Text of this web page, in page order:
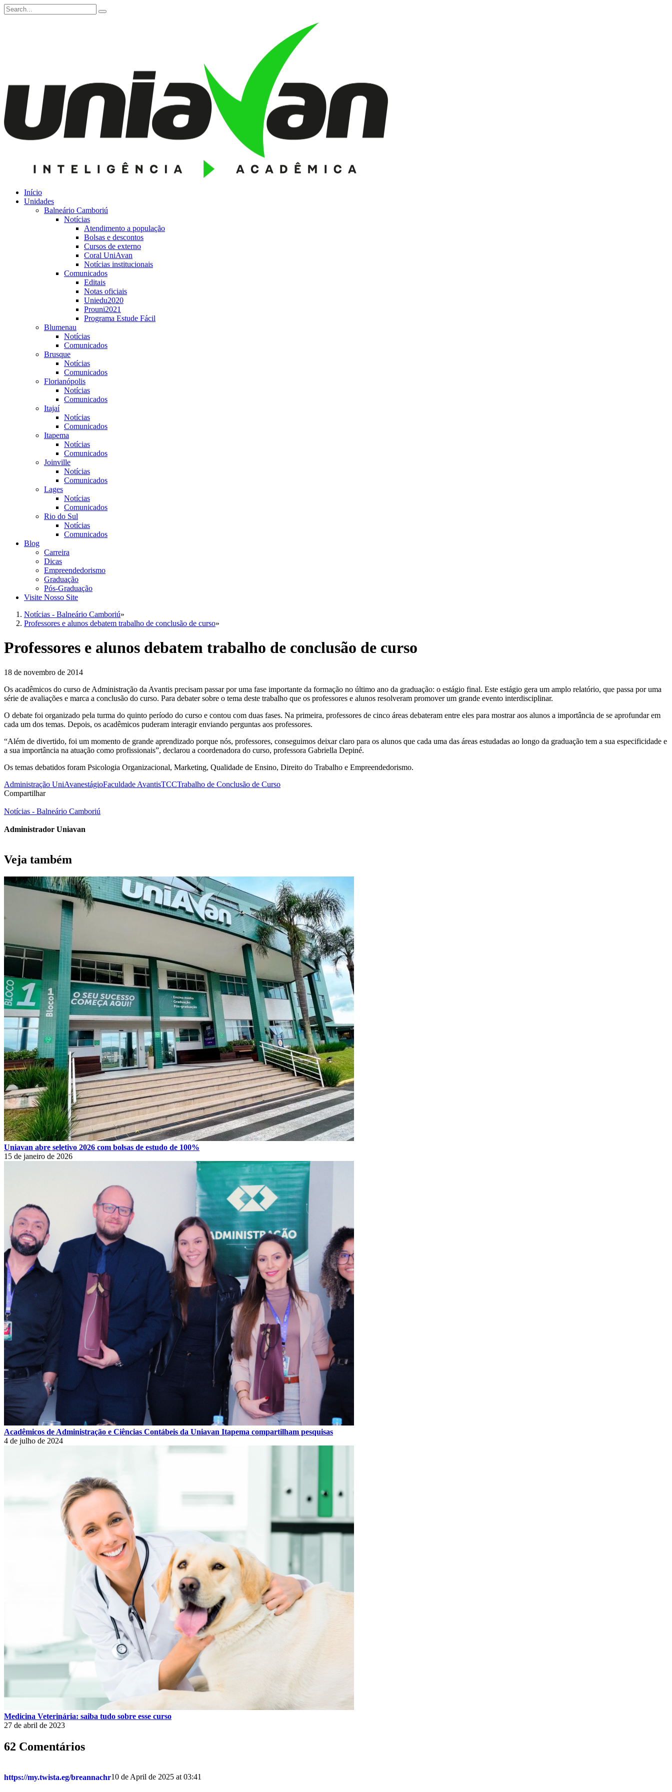
Início
Unidades
Balneário Camboriú
Notícias
Atendimento a população
Bolsas e descontos
Cursos de externo
Coral UniAvan
Notícias institucionais
Comunicados
Editais
Notas oficiais
Uniedu2020
Prouni2021
Programa Estude Fácil
Blumenau
Notícias
Comunicados
Brusque
Notícias
Comunicados
Florianópolis
Notícias
Comunicados
Itajaí
Notícias
Comunicados
Itapema
Notícias
Comunicados
Joinville
Notícias
Comunicados
Lages
Notícias
Comunicados
Rio do Sul
Notícias
Comunicados
Blog
Carreira
Dicas
Empreendedorismo
Graduação
Pós-Graduação
Visite Nosso Site
Notícias - Balneário Camboriú»
Professores e alunos debatem trabalho de conclusão de curso»
Professores e alunos debatem trabalho de conclusão de curso
18 de novembro de 2014
Os acadêmicos do curso de Administração da Avantis precisam passar por uma fase importante da formação no último ano da graduação: o estágio final. Este estágio gera um amplo relatório, que passa por uma
série de avaliações e marca a conclusão do curso. Para debater sobre o tema deste trabalho que os professores e alunos resolveram promover um grande evento interdisciplinar.
O debate foi organizado pela turma do quinto período do curso e contou com duas fases. Na primeira, professores de cinco áreas debateram entre eles para mostrar aos alunos a importância de se aprofundar em
cada um dos temas. Depois, os acadêmicos puderam interagir enviando perguntas aos professores.
“Além de divertido, foi um momento de grande aprendizado porque nós, professores, conseguimos deixar claro para os alunos que cada uma das áreas estudadas ao longo da graduação tem a sua especificidade e
a sua importância na atuação como profissionais”, declarou a coordenadora do curso, professora Gabriella Depiné.
Os temas debatidos foram Psicologia Organizacional, Marketing, Qualidade de Ensino, Direito do Trabalho e Empreendedorismo.
Administração UniAvanestágioFaculdade AvantisTCCTrabalho de Conclusão de Curso
Compartilhar
Notícias - Balneário Camboriú
Administrador Uniavan
Veja também
Uniavan abre seletivo 2026 com bolsas de estudo de 100%
15 de janeiro de 2026
Acadêmicos de Administração e Ciências Contábeis da Uniavan Itapema compartilham pesquisas
4 de julho de 2024
Medicina Veterinária: saiba tudo sobre esse curso
27 de abril de 2023
62 Comentários
https://my.twista.eg/breannachr10 de April de 2025 at 03:41